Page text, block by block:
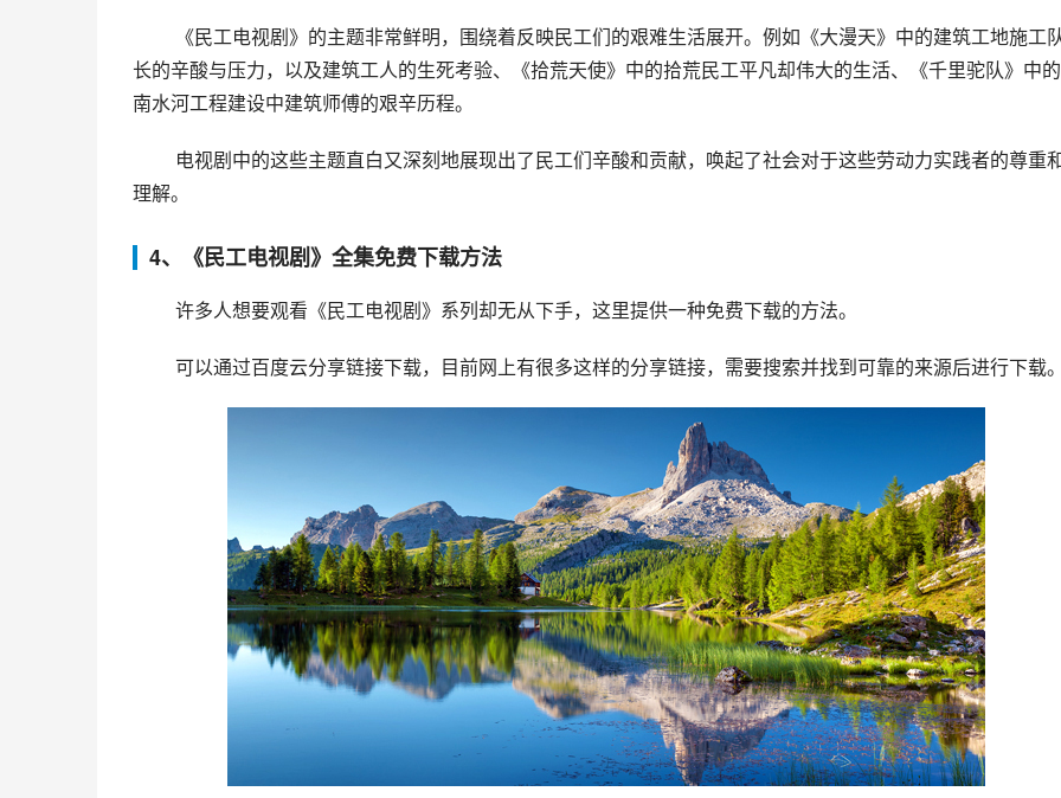
长的辛酸与压力，以及建筑工人的生死考验、《拾荒天使》中的拾荒民工平凡却伟大的生活、《千里驼队》中
南水河工程建设中建筑师傅的艰辛历程。
理解。
4、《民工电视剧》全集免费下载方法
许多人想要观看《民工电视剧》系列却无从下手，这里提供一种免费下载的方法。
可以通过百度云分享链接下载，目前网上有很多这样的分享链接，需要搜索并找到可靠的来源后进行下载